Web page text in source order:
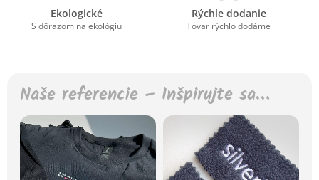
Ekologické
S dôrazom na ekológiu
Rýchle dodanie
Tovar rýchlo dodáme
Naše referencie – Inšpirujte sa…